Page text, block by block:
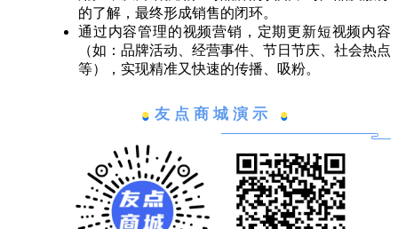
的了解，最终形成销售的闭环。
通过内容管理的视频营销，定期更新短视频内容
（如：品牌活动、经营事件、节日节庆、社会热点
等），实现精准又快速的传播、吸粉。
● 友点商城演示 ●